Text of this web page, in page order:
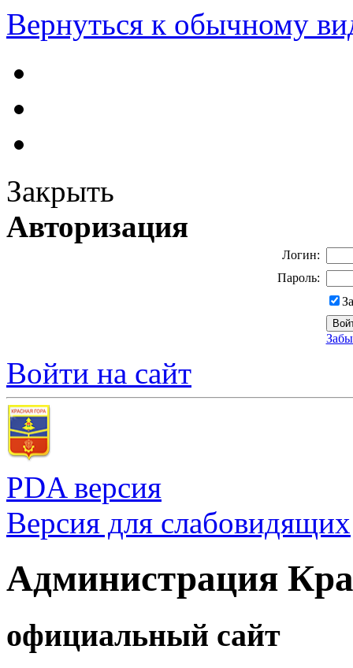
Вернуться к обычному
Закрыть
Авторизация
Логин:
Пароль:
Войти на сайт
PDA версия
Версия для слабовидящих
Администрация
официальный сайт